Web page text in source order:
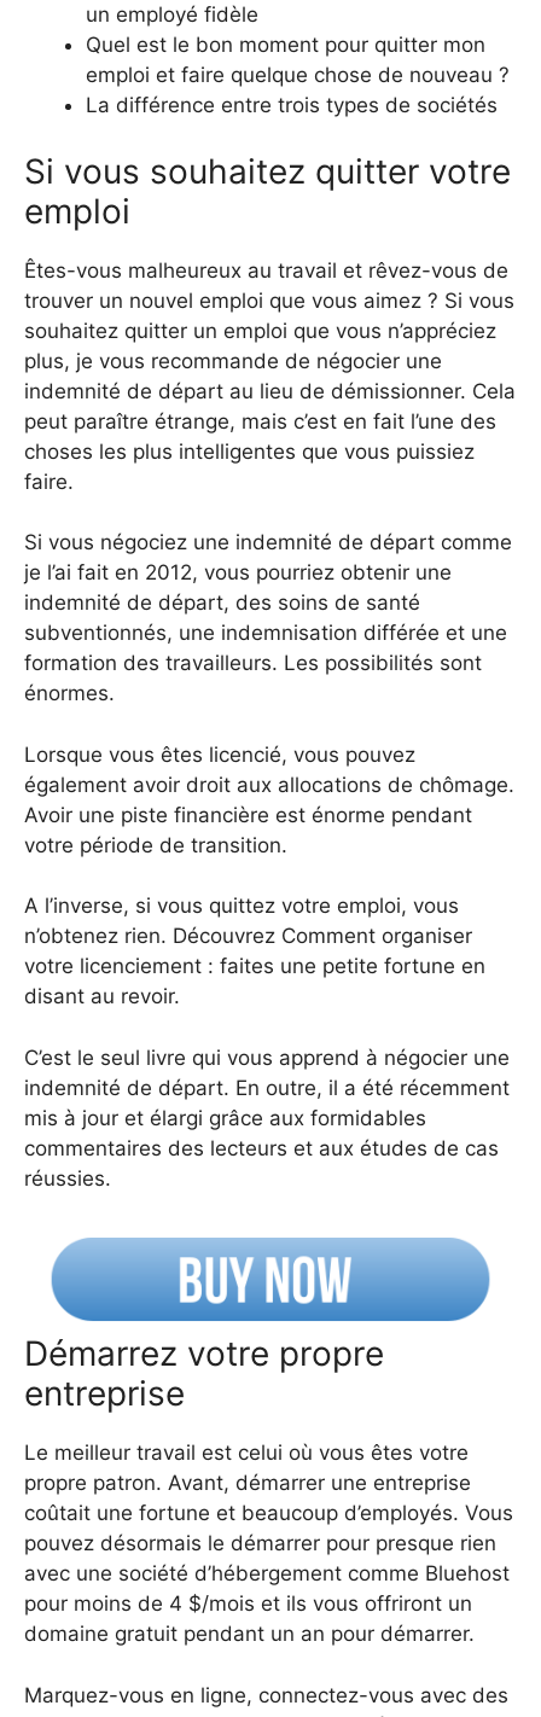
un employé fidèle
Quel est le bon moment pour quitter mon
emploi et faire quelque chose de nouveau ?
La différence entre trois types de sociétés
Si vous souhaitez quitter votre
emploi
Êtes-vous malheureux au travail et rêvez-vous de
trouver un nouvel emploi que vous aimez ? Si vous
souhaitez quitter un emploi que vous n’appréciez
plus, je vous recommande de négocier une
indemnité de départ au lieu de démissionner. Cela
peut paraître étrange, mais c’est en fait l’une des
choses les plus intelligentes que vous puissiez
faire.
Si vous négociez une indemnité de départ comme
je l’ai fait en 2012, vous pourriez obtenir une
indemnité de départ, des soins de santé
subventionnés, une indemnisation différée et une
formation des travailleurs. Les possibilités sont
énormes.
Lorsque vous êtes licencié, vous pouvez
également avoir droit aux allocations de chômage.
Avoir une piste financière est énorme pendant
votre période de transition.
A l’inverse, si vous quittez votre emploi, vous
n’obtenez rien. Découvrez Comment organiser
votre licenciement : faites une petite fortune en
disant au revoir.
C’est le seul livre qui vous apprend à négocier une
indemnité de départ. En outre, il a été récemment
mis à jour et élargi grâce aux formidables
commentaires des lecteurs et aux études de cas
réussies.
Démarrez votre propre
entreprise
Le meilleur travail est celui où vous êtes votre
propre patron. Avant, démarrer une entreprise
coûtait une fortune et beaucoup d’employés. Vous
pouvez désormais le démarrer pour presque rien
avec une société d’hébergement comme Bluehost
pour moins de 4 $/mois et ils vous offriront un
domaine gratuit pendant un an pour démarrer.
Marquez-vous en ligne, connectez-vous avec des